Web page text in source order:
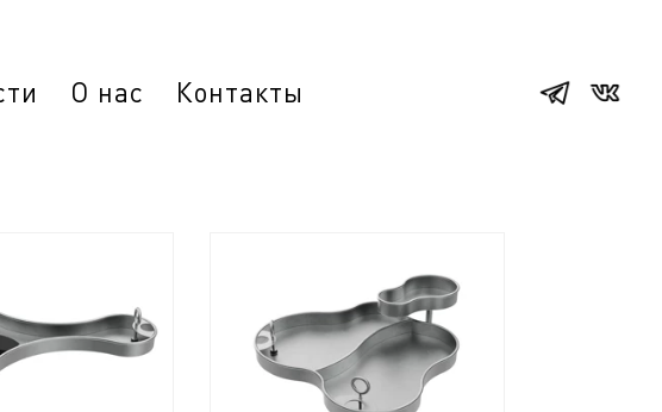
О нас Контакты